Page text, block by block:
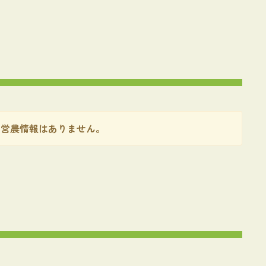
農情報はありません。